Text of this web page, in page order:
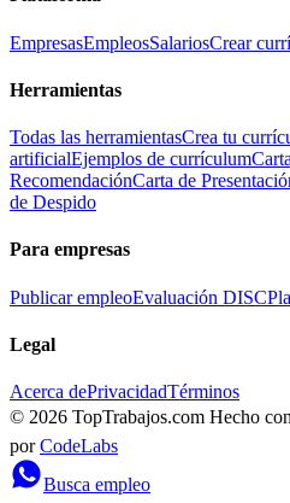
EmpresasEmpleosSalariosCrear
Herramientas
Todas las herramientasCrea tu
artificialEjemplos de currículum
RecomendaciónCarta de
de Despido
Para empresas
Publicar empleoEvaluación DISC
Legal
Acerca dePrivacidadTérminos
© 2026 TopTrabajos.com Hecho
por CodeLabs
Busca empleo